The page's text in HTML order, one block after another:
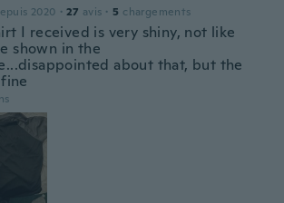
2020 · 27 avis · 5 chargements
I received is very shiny, not like
shown in the
about that, but the